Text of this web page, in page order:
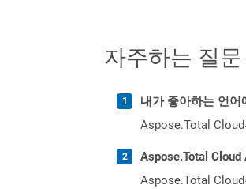
자주하는 질문
내가 좋아하는 언어
Aspose.Total
Aspose.Total
Aspose.Total Cloud